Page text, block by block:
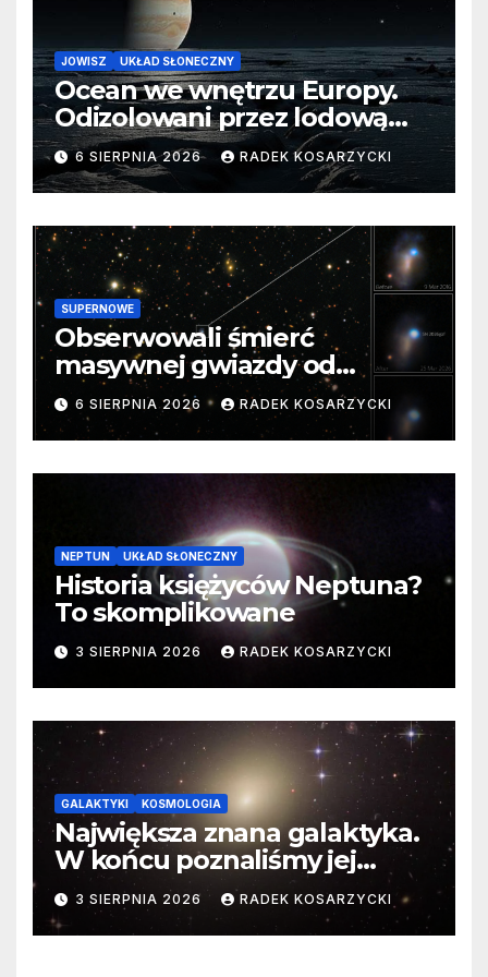
JOWISZ UKŁAD SŁONECZNY
Ocean we wnętrzu Europy.
Odizolowani przez lodową
barierę
6 SIERPNIA 2026 RADEK KOSARZYCKI
SUPERNOWE
Obserwowali śmierć
masywnej gwiazdy od
samego początku. Niezwykle
cenne dane
6 SIERPNIA 2026 RADEK KOSARZYCKI
NEPTUN UKŁAD SŁONECZNY
Historia księżyców Neptuna?
To skomplikowane
3 SIERPNIA 2026 RADEK KOSARZYCKI
GALAKTYKI KOSMOLOGIA
Największa znana galaktyka.
W końcu poznaliśmy jej
faktyczne wymiary
3 SIERPNIA 2026 RADEK KOSARZYCKI